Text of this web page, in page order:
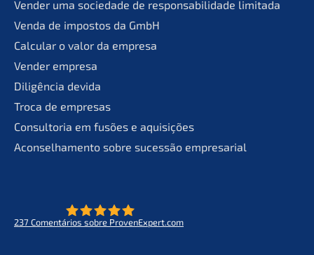
Vender uma socie­da­de de responsa­bil­ida­de limitada
Venda de impos­tos da GmbH
Calcu­lar o valor da empresa
Vender empre­sa
Diligên­cia devida
Troca de empresas
Consult­oria em fusões e aquisições
Aconsel­ha­men­to sobre suces­são empresarial
237 Comen­tá­ri­os sobre ProvenExpert.com